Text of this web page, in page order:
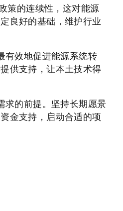
策的连续性，这对能源
良好的基础，维护行业
有效地促进能源系统转
供支持，让本土技术得
求的前提。坚持长期愿景
金支持，启动合适的项